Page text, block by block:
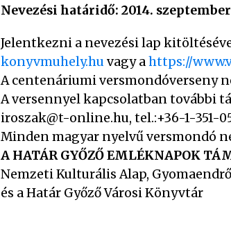
Nevezési határidő: 2014.
Jelentkezni a nevezési lap
konyvmuhely.hu vagy ahttps://
A centenáriumi versmondóverseny
A versennyel kapcsolatban további
iroszak@t-online.hu, tel.:+36-1-351-
Minden magyar nyelvű versmondó
A HATÁR GYŐZŐ EMLÉKNAPOK
Nemzeti Kulturális Alap,
és a Határ Győző Városi Könyvtár